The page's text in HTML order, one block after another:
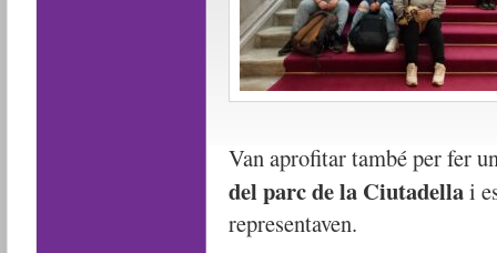
Van aprofitar també per fer
del parc de la Ciutadellai
representaven.